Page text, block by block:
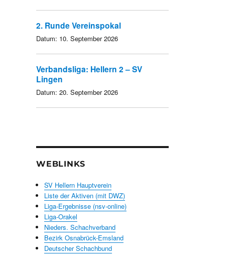
2. Runde Vereinspokal
Datum: 10. September 2026
Verbandsliga: Hellern 2 – SV
Lingen
Datum: 20. September 2026
WEBLINKS
SV Hellern Hauptverein
Liste der Aktiven (mit DWZ)
Liga-Ergebnisse (nsv-online)
Liga-Orakel
Nieders. Schachverband
Bezirk Osnabrück-Emsland
Deutscher Schachbund